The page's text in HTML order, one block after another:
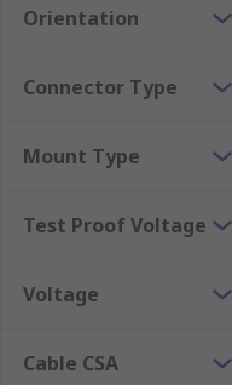
Orientation
Connector Type
Mount Type
Test Proof Voltage
Voltage
Cable CSA